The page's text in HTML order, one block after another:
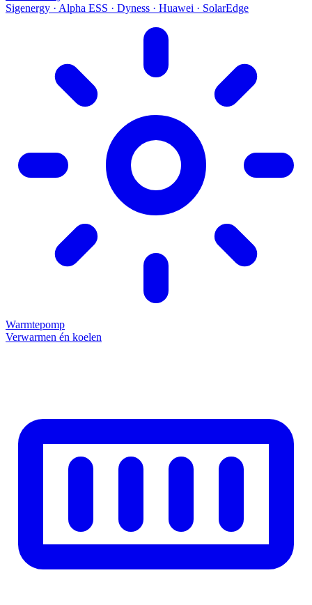
Sigenergy · Alpha ESS · Dyness · Huawei · SolarEdge
Warmtepomp
Verwarmen én koelen